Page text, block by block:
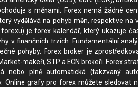
s měnami. Forex nemá žádné
vydělává na pohyb měn, respektive
je forex kalendář, který ukazuje
v finančních trzích. Fundamentální
pohyby. Forex broker je
makeři, STP a ECN brokeři. Forex
nebo plně automatická (takzvaný
Online grafy pro forex můžete sledovat